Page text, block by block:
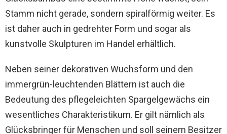
Stamm nicht gerade, sondern spiralförmig weiter. Es
ist daher auch in gedrehter Form und sogar als
kunstvolle Skulpturen im Handel erhältlich.
Neben seiner dekorativen Wuchsform und den
immergrün-leuchtenden Blättern ist auch die
Bedeutung des pflegeleichten Spargelgewächs ein
wesentliches Charakteristikum. Er gilt nämlich als
Glücksbringer für Menschen und soll seinem Besitzer